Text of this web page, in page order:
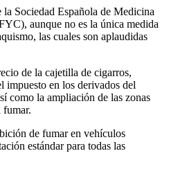
la Sociedad Española de Medicina
aunque no es la única medida
las cuales son aplaudidas
de la cajetilla de cigarros,
impuesto en los derivados del
como la ampliación de las zonas
fumar.
de fumar en vehículos
estándar para todas las